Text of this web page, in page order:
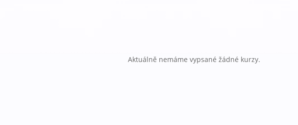
Aktuálně nemáme vypsané žádné kurzy.